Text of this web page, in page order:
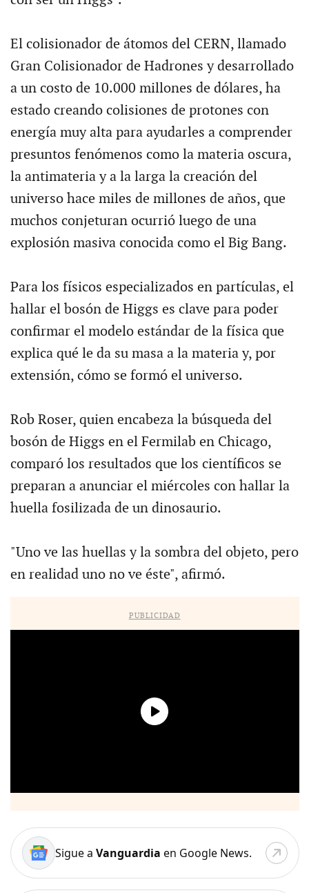
El colisionador de átomos del CERN, llamado
Gran Colisionador de Hadrones y desarrollado
a un costo de 10.000 millones de dólares, ha
estado creando colisiones de protones con
energía muy alta para ayudarles a comprender
presuntos fenómenos como la materia oscura,
la antimateria y a la larga la creación del
universo hace miles de millones de años, que
muchos conjeturan ocurrió luego de una
explosión masiva conocida como el Big Bang.
Para los físicos especializados en partículas, el
hallar el bosón de Higgs es clave para poder
confirmar el modelo estándar de la física que
explica qué le da su masa a la materia y, por
extensión, cómo se formó el universo.
Rob Roser, quien encabeza la búsqueda del
bosón de Higgs en el Fermilab en Chicago,
comparó los resultados que los científicos se
preparan a anunciar el miércoles con hallar la
huella fosilizada de un dinosaurio.
"Uno ve las huellas y la sombra del objeto, pero
en realidad uno no ve éste", afirmó.
PUBLICIDAD
Sigue a Vanguardia en Google News.